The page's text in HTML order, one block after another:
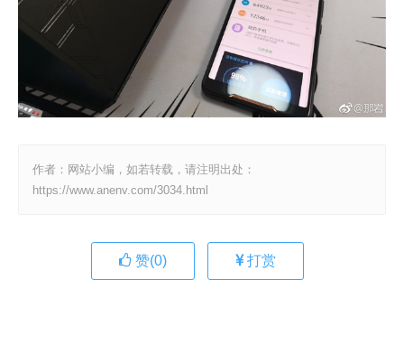
作者：网站小编，如若转载，请注明出处：
https://www.anenv.com/3034.html
赞(0) 打赏